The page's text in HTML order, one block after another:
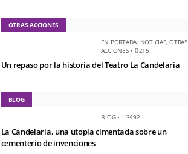
OTRAS ACCIONES
EN PORTADA, NOTICIAS,OTRAS
ACCIONES• 215
Un repaso por la historia del Teatro La Candelaria
BLOG
BLOG• 3492
La Candelaria, una utopía cimentada sobre un
cementerio de invenciones